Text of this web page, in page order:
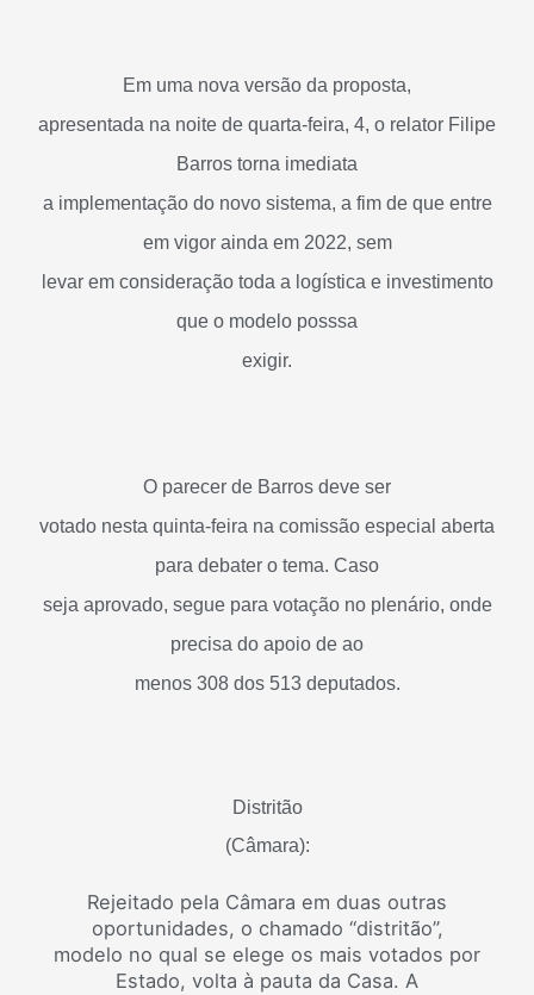
Em uma nova versão da proposta,
apresentada na noite de quarta-feira, 4, o relator Filipe
Barros torna imediata
a implementação do novo sistema, a fim de que entre
em vigor ainda em 2022, sem
levar em consideração toda a logística e investimento
que o modelo posssa
exigir.
O parecer de Barros deve ser
votado nesta quinta-feira na comissão especial aberta
para debater o tema. Caso
seja aprovado, segue para votação no plenário, onde
precisa do apoio de ao
menos 308 dos 513 deputados.
Distritão
(Câmara):
Rejeitado pela Câmara em duas outras
oportunidades, o chamado “distritão”,
modelo no qual se elege os mais votados por
Estado, volta à pauta da Casa. A